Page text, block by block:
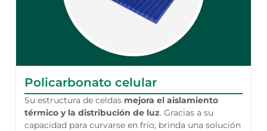
Policarbonato celular
Su estructura de celdas mejora el aislamiento
térmico y la distribución de luz. Gracias a su
capacidad para curvarse en frío, brinda una solución